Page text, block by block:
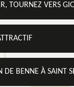
TOURNEZ VERS
DE BENNE À SAINT